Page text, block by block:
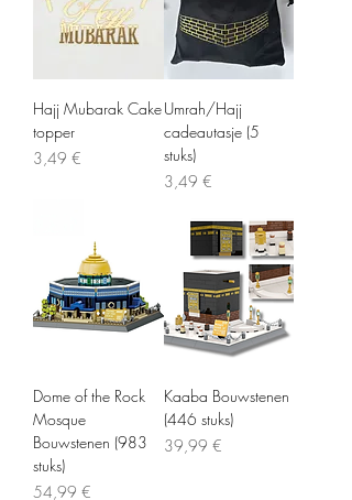
Hajj Mubarak Cake
topper
Precio
3,49 €
Umrah/Hajj
cadeautasje (5
stuks)
Precio
3,49 €
Dome of the Rock
Mosque
Bouwstenen (983
stuks)
Precio
54,99 €
Kaaba Bouwstenen
(446 stuks)
Precio
39,99 €